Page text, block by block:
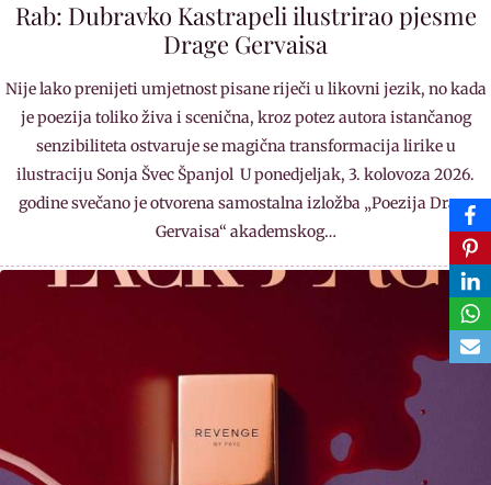
Rab: Dubravko Kastrapeli ilustrirao pjesme
Drage Gervaisa
Nije lako prenijeti umjetnost pisane riječi u likovni jezik, no kada
je poezija toliko živa i scenična, kroz potez autora istančanog
senzibiliteta ostvaruje se magična transformacija lirike u
ilustraciju Sonja Švec Španjol U ponedjeljak, 3. kolovoza 2026.
godine svečano je otvorena samostalna izložba „Poezija Drage
Gervaisa“ akademskog…